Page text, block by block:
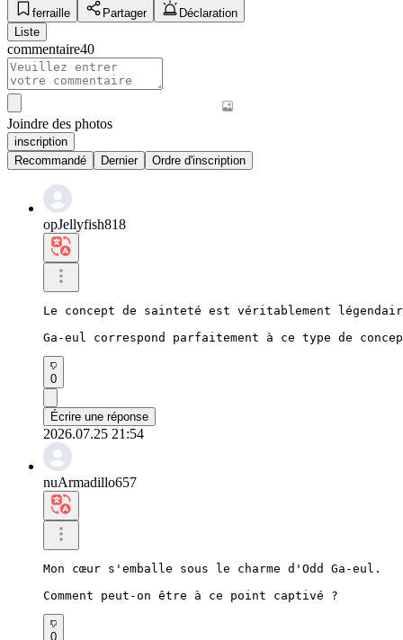
ferraille Partager
Déclaration
Liste
commentaire40
Joindre des photos
inscription
Recommandé
Dernier Ordre d'inscription
opJellyfish818
Le concept de sainteté est véritablement
Ga-eul correspond parfaitement à ce type de
0
Écrire une réponse
2026.07.25 21:54
nuArmadillo657
Mon cœur s'emballe sous le charme d'Odd Ga-eul.
Comment peut-on être à ce point captivé ?
0